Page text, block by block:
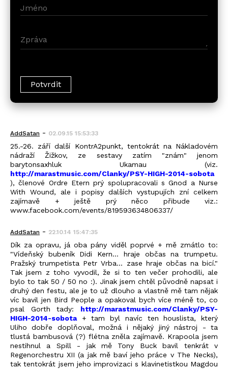
AddSatan - 02.09.15 15:53:33
25.-26. září další KontrA2punkt, tentokrát na Nákladovém
nádraží Žižkov, ze sestavy zatím "znám" jenom
barytonsaxhluk Ukamau (viz.
http://marastmusic.com/Clanky/PSY-HIGH-2014-sobota
), členové Ordre Etern prý spolupracovali s Gnod a Nurse
With Wound, ale i popisy dalších vystupujích zní celkem
zajímavě + ještě prý něco přibude viz.:
www.facebook.com/events/819593634806337/
AddSatan - 22.10.14 15:47:35
Dík za opravu, já oba pány viděl poprvé + mě zmátlo to:
"Vídeňský bubeník Didi Kern... hraje občas na trumpetu.
Pražský trumpetista Petr Vrba... zase hraje občas na bicí."
Tak jsem z toho vyvodil, že si to ten večer prohodili, ale
bylo to tak 50 / 50 no :). Jinak jsem chtěl původně napsat i
druhý den festu, ale je to už dlouho a vlastně mě tam nějak
víc bavil jen Bird People a opakoval bych více méně to, co
psal Gorth tady: http://marastmusic.com/Clanky/PSY-
HIGH-2014-sobota+ tam byl navíc ten houslista, který
Uliho dobře doplňoval, možná i nějaký jiný nástroj - ta
tlustá bambusová (?) flétna zněla zajímavě. Krapoola jsem
nestihnul a Spill - jak mě Tony Buck bavil tenkrát v
Regenorchestru XII (a jak mě baví jeho práce v The Necks),
tak tentokrát jsem jeho improvizaci s klavinetistkou Magdou